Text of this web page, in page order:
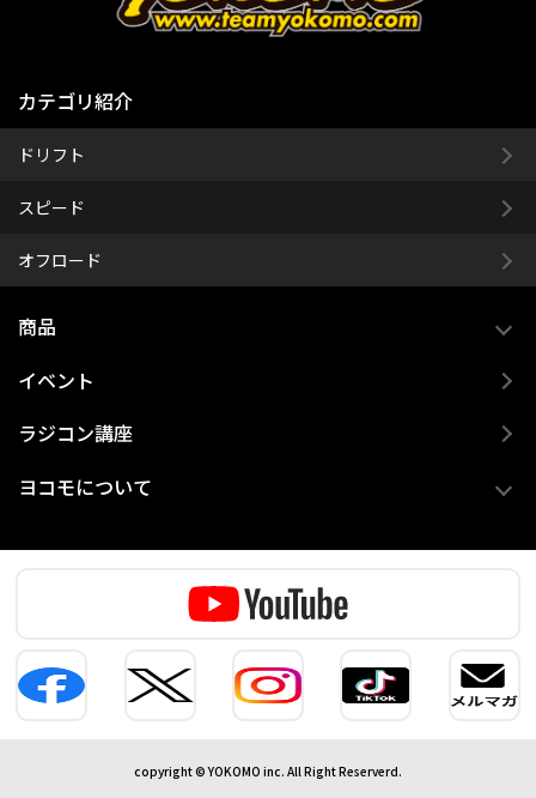
カテゴリ紹介
ドリフト
スピード
オフロード
商品
イベント
ラジコン講座
ヨコモについて
copyright © YOKOMO inc. All Right Reserverd.